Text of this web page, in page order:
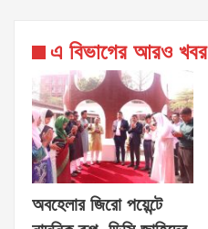
এ বিভাগের আরও খবর
অবহেলার জিরো পয়েন্টে